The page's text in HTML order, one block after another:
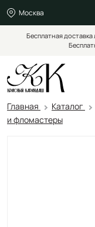
Москва
Бесплатная
Главная Каталог
и фломастеры